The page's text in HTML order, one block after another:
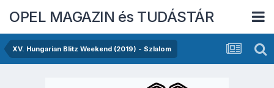
OPEL MAGAZIN és TUDÁSTÁR
XV. Hungarian Blitz Weekend (2019) - Szlalom